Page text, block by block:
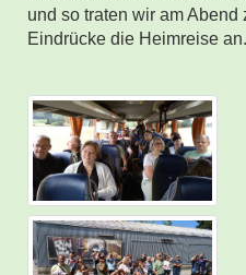
und so traten wir am
Eindrücke die Heimreise an.